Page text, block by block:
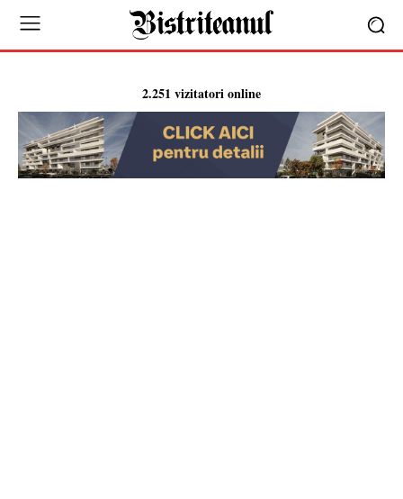
2.251 vizitatori online